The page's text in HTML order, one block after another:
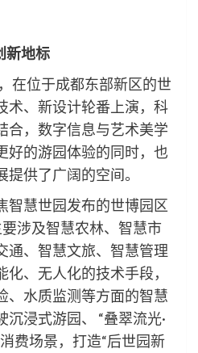
新地标
在位于成都东部新区的世
术、新设计轮番上演，科
合，数字信息与艺术美学
好的游园体验的同时，也
供了广阔的空间。
智慧世园发布的世博园区
涉及智慧农林、智慧市
通、智慧文旅、智慧管理
、无人化的技术手段，
、水质监测等方面的智慧
浸式游园、 “叠翠流光·
费场景，打造“后世园新